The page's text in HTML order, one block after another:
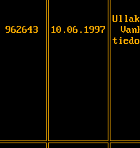
962643 10.06.1997